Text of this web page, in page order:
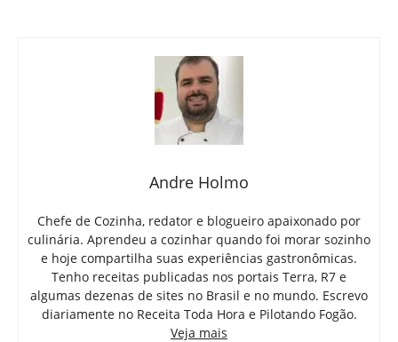
Andre Holmo
Chefe de Cozinha, redator e blogueiro apaixonado por
culinária. Aprendeu a cozinhar quando foi morar sozinho
e hoje compartilha suas experiências gastronômicas.
Tenho receitas publicadas nos portais Terra, R7 e
algumas dezenas de sites no Brasil e no mundo. Escrevo
diariamente no Receita Toda Hora e Pilotando Fogão.
Veja mais